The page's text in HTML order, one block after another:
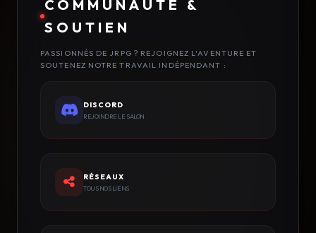
COMMUNAUTÉ &
SOUTIEN
PASSIONNÉS DE JRPG ? REJOIGNEZ L'AVENTURE ET
SOUTENEZ NOTRE TRAVAIL INDÉPENDANT :
DISCORD
REJOINDRE LE SALON
RÉSEAUX
TOUS NOS LIENS